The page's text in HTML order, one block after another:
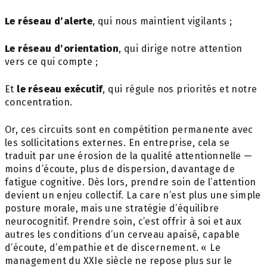
Le réseau d’alerte, qui nous maintient vigilants ;
Le réseau d’orientation, qui dirige notre attention
vers ce qui compte ;
Et le réseau exécutif, qui régule nos priorités et notre
concentration.
Or, ces circuits sont en compétition permanente avec
les sollicitations externes. En entreprise, cela se
traduit par une érosion de la qualité attentionnelle —
moins d’écoute, plus de dispersion, davantage de
fatigue cognitive. Dès lors, prendre soin de l’attention
devient un enjeu collectif. La care n’est plus une simple
posture morale, mais une stratégie d’équilibre
neurocognitif. Prendre soin, c’est offrir à soi et aux
autres les conditions d’un cerveau apaisé, capable
d’écoute, d’empathie et de discernement. « Le
management du XXIe siècle ne repose plus sur le